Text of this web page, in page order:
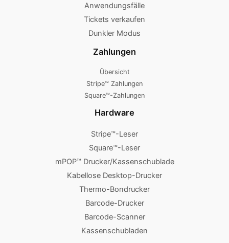
Anwendungsfälle
Tickets verkaufen
Dunkler Modus
Zahlungen
Übersicht
Stripe™ Zahlungen
Square™-Zahlungen
Hardware
Stripe™-Leser
Square™-Leser
mPOP™ Drucker/Kassenschublade
Kabellose Desktop-Drucker
Thermo-Bondrucker
Barcode-Drucker
Barcode-Scanner
Kassenschubladen